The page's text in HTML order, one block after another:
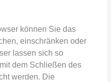
können Sie das
einschränken oder
lassen sich so
dem Schließen des
werden. Die